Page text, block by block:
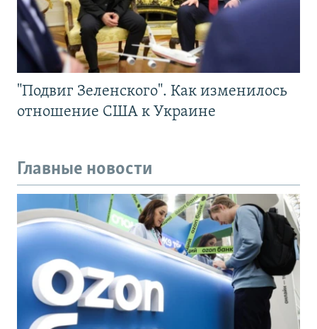
"Подвиг Зеленского". Как изменилось
отношение США к Украине
Главные новости